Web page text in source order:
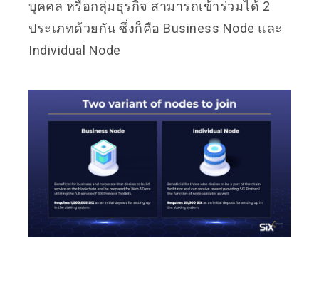
บุคคล หรือกลุ่มธุรกิจ สามารถเข้าร่วมได้ 2
ประเภทด้วยกัน ซึ่งก็คือ Business Node และ
Individual Node